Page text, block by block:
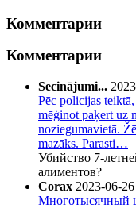
Комментарии
Комментарии
Secinājumi...
Pēc policijas
mēģinot paķert uz
noziegumavietā.
mazāks. Parasti…
Убийство 7-
алиментов?
Corax 2023-06-
Многотысячный